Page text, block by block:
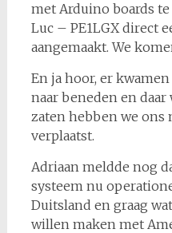
met Arduino boards te
Luc – PE1LGX direct
aangemaakt. We
En ja hoor, er
naar beneden en
zaten hebben we ons
verplaatst.
Adriaan meldde nog
systeem nu
Duitsland en graag
willen maken met